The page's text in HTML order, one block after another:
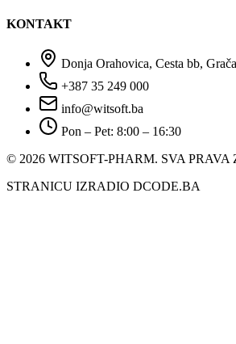
KONTAKT
Donja Orahovica, Cesta bb,
+387 35 249 000
info@witsoft.ba
Pon – Pet: 8:00 – 16:30
© 2026 WITSOFT-PHARM. SVA
STRANICU IZRADIO DCODE.BA